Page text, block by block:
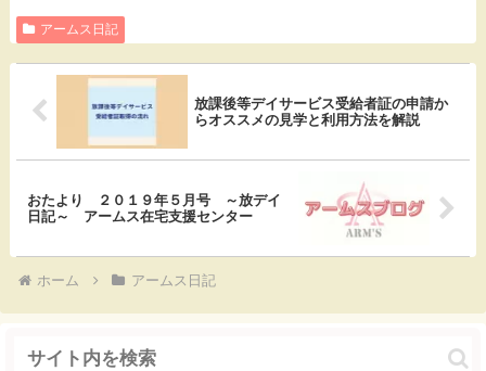
c
e
b
o
k
e
a
k
e
e
アームス日記
放課後等デイサービス受給者証の申請か
らオススメの見学と利用方法を解説
おたより ２０１９年５月号 ～放デイ
日記～ アームス在宅支援センター
ホーム アームス日記